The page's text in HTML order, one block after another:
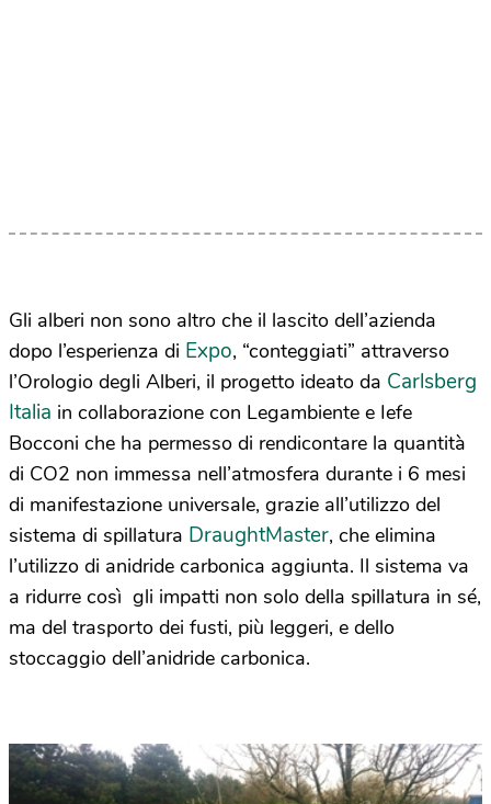
Gli alberi non sono altro che il lascito dell’azienda
dopo l’esperienza di Expo, “conteggiati” attraverso
l’Orologio degli Alberi, il progetto ideato da Carlsberg
Italia in collaborazione con Legambiente e Iefe
Bocconi che ha permesso di rendicontare la quantità
di CO2 non immessa nell’atmosfera durante i 6 mesi
di manifestazione universale, grazie all’utilizzo del
sistema di spillatura DraughtMaster, che elimina
l’utilizzo di anidride carbonica aggiunta. Il sistema va
a ridurre così gli impatti non solo della spillatura in sé,
ma del trasporto dei fusti, più leggeri, e dello
stoccaggio dell’anidride carbonica.